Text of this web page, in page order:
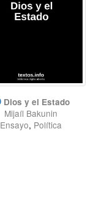
Dios y el Estado
Mijaíl Bakunin
Ensayo, Política